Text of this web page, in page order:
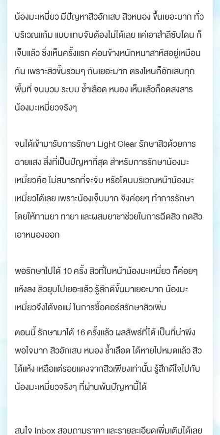
น้องมะเหมี่ยว มีปัญหาสิวอักเสบ สิวหนอง ขึ้นเยอะมาก ทั่ว
บริเวณแก้ม แบบแทบจับต้องไม่ได้เลย แค่เอาสำลีซับโดน ก็
เจ็บแล้ว ซึ่งเห็นครั้งแรก ค่อนข้างหนักหนาสาหัสอยู่เหมือน
กัน เพราะสิวขึ้นรวมๆ กันเยอะมาก ตรงไหนก็อักเสบทุก
พื้นที่ จนบวม ระบบ ช้ำเลือด หนอง เห็นแล้วก็อดสงสาร
น้องมะเหมี่ยวจริงๆ
จนได้เข้ามารับการรักษา Light Clear รักษาสิวด้วยการ
ฉายแสง สิ่งที่เป็นปัญหาที่สุด สำหรับการรักษาน้องมะ
เหมี่ยวคือ ไม่สมารถที่จะจับ หรือโดนบริเวณหน้าน้องมะ
เหมี่ยวได้เลย เพราะน้องเจ็บมาก จึงค่อยๆ ทำการรักษา
โดยให้ทานยา ทายา และผสมยาชาช่วยในการฉีดสิว กดสิว
เอาหนองออก
พอรักษาไปได้ 10 ครั้ง สิวที่ใบหน้าน้องมะเหมี่ยว ก็ค่อยๆ
แห้งลง สิวยุบไปเยอะแล้ว รู้สึกดีขึ้นมาเยอะมาก น้องมะ
เหมี่ยวจึงได้ขอแม่ ในการซื้อคอร์สรักษาสิวเพิ่ม
ตอนนี้ รักษามาได้ 16 ครั้งแล้ว ผลลัพธ์ที่ได้ เป็นที่น่าพึง
พอใจมาก สิวอักเสบ หนอง ช้ำเลือด ได้หายไปหมดแล้ว สิว
ได้แห้ง เหลือแต่รอยแดงจากสิวเพียงเท่านั้น รู้สึกดีใจไปกับ
น้องมะเหมี่ยวจริงๆ ที่ผ่านพ้นปัญหานี้ได้
สนใจ Inbox สอบถามราคา และรายละเอียดเพิ่มเติมได้เลย